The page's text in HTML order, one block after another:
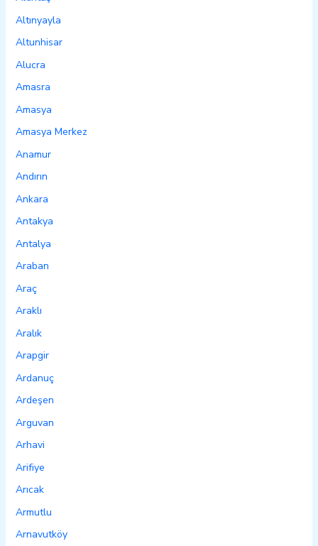
Altınyayla
Altunhisar
Alucra
Amasra
Amasya
Amasya Merkez
Anamur
Andırın
Ankara
Antakya
Antalya
Araban
Araç
Araklı
Aralık
Arapgir
Ardanuç
Ardeşen
Arguvan
Arhavi
Arifiye
Arıcak
Armutlu
Arnavutköy